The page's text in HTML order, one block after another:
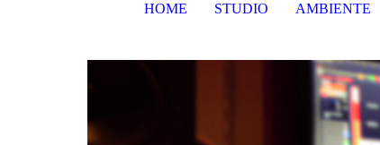
HOME STUDIO AMBIENTE